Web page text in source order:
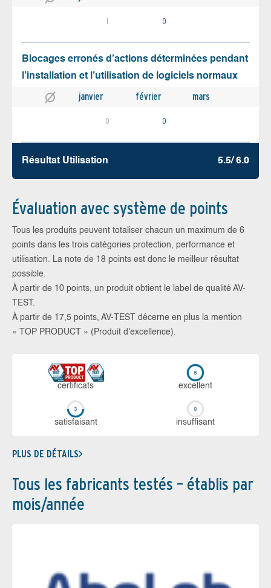
1 0
Blocages erronés d’actions déterminées pendant
l’installation et l’utilisation de logiciels normaux
janvier février mars
0 0
Résultat Utilisation 5.5/ 6.0
Évaluation avec système de points
Tous les produits peuvent totaliser chacun un maximum de 6
points dans les trois catégories protection, performance et
utilisation. La note de 18 points est donc le meilleur résultat
possible.
À partir de 10 points, un produit obtient le label de qualité AV-
TEST.
À partir de 17,5 points, AV-TEST décerne en plus la mention
« TOP PRODUCT » (Produit d’excellence).
certi­ficats ex­cellent
sa­tis­fai­sant in­suf­fi­sant
PLUS DE DÉTAILS
Tous les fabricants testés – établis par
mois/année